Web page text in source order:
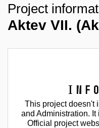
Project
Aktev VII.
This project doesn't
and Administration. It
Official project